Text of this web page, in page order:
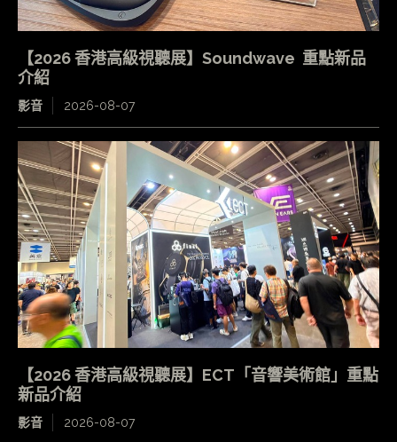
【2026 香港高級視聽展】Soundwave 重點新品
介紹
影音 2026-08-07
【2026 香港高級視聽展】ECT「音響美術館」重點
新品介紹
影音 2026-08-07